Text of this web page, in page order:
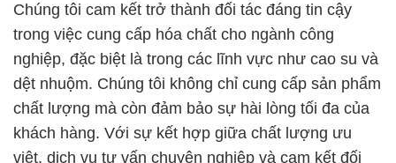
Chúng tôi cam kết trở thành đối tác đáng tin cậy
trong việc cung cấp hóa chất cho ngành công
nghiệp, đặc biệt là trong các lĩnh vực như cao su và
dệt nhuộm. Chúng tôi không chỉ cung cấp sản phẩm
chất lượng mà còn đảm bảo sự hài lòng tối đa của
khách hàng. Với sự kết hợp giữa chất lượng ưu
việt, dịch vụ tư vấn chuyên nghiệp và cam kết đối